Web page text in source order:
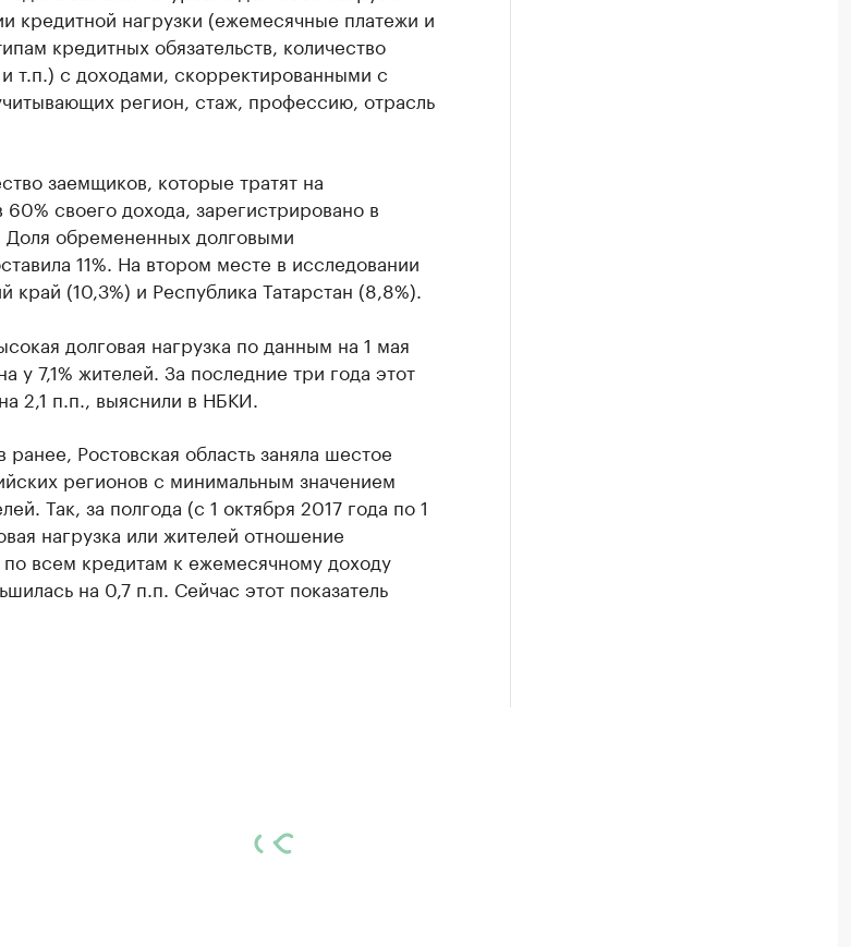
кредитной нагрузки (ежемесячные платежи и
кредитных обязательств, количество
т.п.) с доходами, скорректированными с
регион, стаж, профессию, отрасль
заемщиков, которые тратят на
своего дохода, зарегистрировано в
обремененных долговыми
11%. На втором месте в исследовании
край (10,3%) и Республика Татарстан (8,8%).
долговая нагрузка по данным на 1 мая
у 7,1% жителей. За последние три года этот
2,1 п.п., выяснили в НБКИ.
ранее, Ростовская область заняла шестое
регионов с минимальным значением
Так, за полгода (с 1 октября 2017 года по 1
нагрузка или жителей отношение
всем кредитам к ежемесячному доходу
на 0,7 п.п. Сейчас этот показатель